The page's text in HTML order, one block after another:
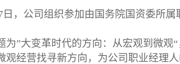
日，公司组织参加由国务院国资委所
”大变革时代的方向：从宏观到微观
观经营找寻新方向，为公司职业经理